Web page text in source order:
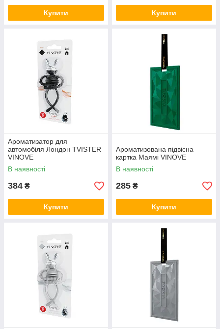
Купити Купити
Ароматизатор для
автомобіля Лондон TVISTER
VINOVE
В наявності
384 ₴
Купити
Ароматизована підвісна
картка Маямі VINOVE
В наявності
285 ₴
Купити